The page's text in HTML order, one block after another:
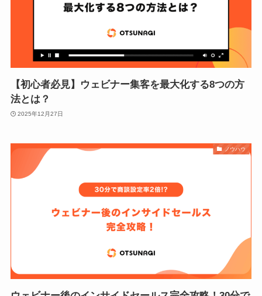
【初心者必見】ウェビナー集客を最大化する8つの方
法とは？
2025年12月27日
ノウハウ